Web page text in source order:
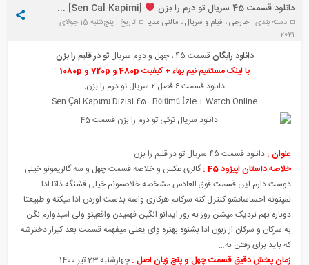
دانلود قسمت 45 سریال تو درم را بزن [Sen Cal Kapimi] + زیرنویس
دسته بندی :خارجی، فیلم و سریال، مالتی مدیا
تاریخ : پنج‌شنبه 15 جولای
2021
دانلود رایگانقسمت ۴۵ ، چهل و دوم سریال
تو در قلبم را بزن
با لینک مستقیم نیم بهاء + کیفیت 480p و 720p و 1080p
دانلود قسمت ۶ فصل ۲ سریال تو درم را بزن.
Sen Çal Kapımı Dizisi 45 . Bölümüİzle + Watch Online
عنوان : دانلود قسمت ۴۵ سریال تو در قلبم را بزن
خلاصه داستان اپیزود 45 :
گالری عکس و خلاصه قسمت چهل و سه گالریمونو خیلی
دوست دارم این قسمت فوق العادس مشخصه خلاصمونم خیلی قشنگه ذاتا ادا
نمیتونه احساساتشو کنترل کنه سرکانم هرکاری واسه بدست اوردن ادا میکنه و طبیعتا
دوباره بهم نزدیک میشن روز به روز ایدانو انگین فهمیدن واقعیتو ولی امیدوارم نگن
به سرکان و سرکان از زبون ادا بشنوه بهتره وای یعنی میفهمه قسمت بعد کیراز دخترشه
که باید برای رفتن به…
زمان پخش دقیق قسمت چهل و پنج زبان اصل : چهارشنبه 23 تیر 1400